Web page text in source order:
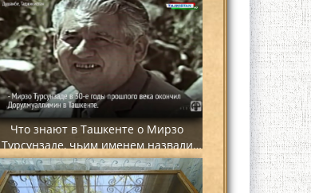
Что знают в Ташкенте о Мирзо
Турсунзаде, чьим именем назвали
станцию метро?